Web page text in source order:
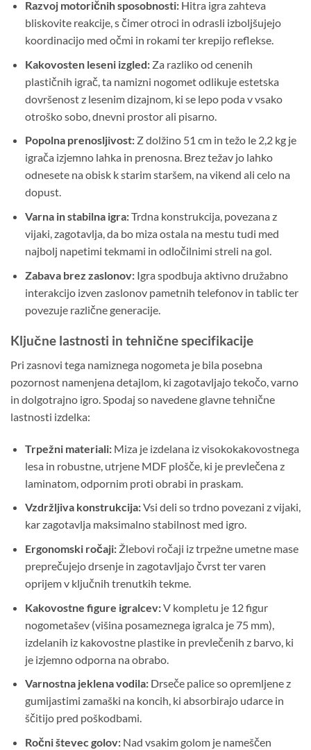
Razvoj motoričnih sposobnosti:Hitra igra zahteva
bliskovite reakcije, s čimer otroci in odrasli izboljšujejo
koordinacijo med očmi in rokami ter krepijo reflekse.
Kakovosten leseni izgled:Za razliko od cenenih
plastičnih igrač, ta namizni nogomet odlikuje estetska
dovršenost z lesenim dizajnom, ki se lepo poda v vsako
otroško sobo, dnevni prostor ali pisarno.
Popolna prenosljivost:Z dolžino 51 cm in težo le 2,2 kg je
igrača izjemno lahka in prenosna. Brez težav jo lahko
odnesete na obisk k starim staršem, na vikend ali celo na
dopust.
Varna in stabilna igra:Trdna konstrukcija, povezana z
vijaki, zagotavlja, da bo miza ostala na mestu tudi med
najbolj napetimi tekmami in odločilnimi streli na gol.
Zabava brez zaslonov:Igra spodbuja aktivno družabno
interakcijo izven zaslonov pametnih telefonov in tablic ter
povezuje različne generacije.
Ključne lastnosti in tehnične specifikacije
Pri zasnovi tega namiznega nogometa je bila posebna
pozornost namenjena detajlom, ki zagotavljajo tekočo, varno
in dolgotrajno igro. Spodaj so navedene glavne tehnične
lastnosti izdelka:
Trpežni materiali:Miza je izdelana iz visokokakovostnega
lesa in robustne, utrjene MDF plošče, ki je prevlečena z
laminatom, odpornim proti obrabi in praskam.
Vzdržljiva konstrukcija:Vsi deli so trdno povezani z vijaki,
kar zagotavlja maksimalno stabilnost med igro.
Ergonomski ročaji:Žlebovi ročaji iz trpežne umetne mase
preprečujejo drsenje in zagotavljajo čvrst ter varen
oprijem v ključnih trenutkih tekme.
Kakovostne figure igralcev:V kompletu je 12 figur
nogometašev (višina posameznega igralca je 75 mm),
izdelanih iz kakovostne plastike in prevlečenih z barvo, ki
je izjemno odporna na obrabo.
Varnostna jeklena vodila:Drseče palice so opremljene z
gumijastimi zamaški na koncih, ki absorbirajo udarce in
ščitijo pred poškodbami.
Ročni števec golov:Nad vsakim golom je nameščen